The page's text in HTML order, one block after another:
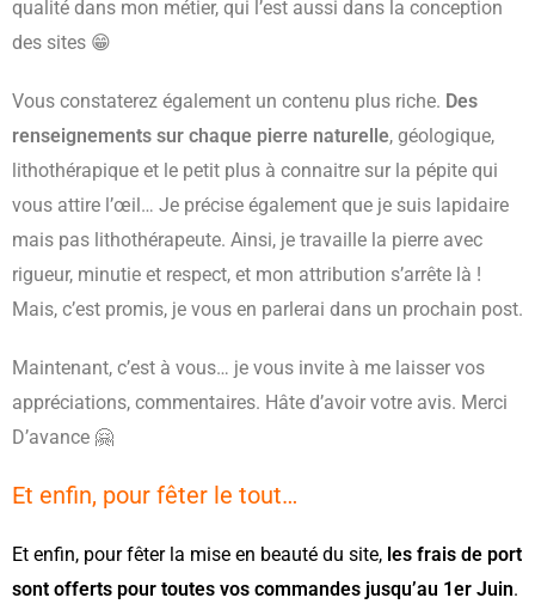
qualité dans mon métier, qui l’est aussi dans la conception
des sites 😁
Vous constaterez également un contenu plus riche. Des
renseignements sur chaque pierre naturelle, géologique,
lithothérapique et le petit plus à connaitre sur la pépite qui
vous attire l’œil… Je précise également que je suis lapidaire
mais pas lithothérapeute. Ainsi, je travaille la pierre avec
rigueur, minutie et respect, et mon attribution s’arrête là !
Mais, c’est promis, je vous en parlerai dans un prochain post.
Maintenant, c’est à vous… je vous invite à me laisser vos
appréciations, commentaires. Hâte d’avoir votre avis. Merci
D’avance 🤗
Et enfin, pour fêter le tout…
Et enfin, pour fêter la mise en beauté du site, les frais de port
sont offerts pour toutes vos commandes jusqu’au 1er Juin.